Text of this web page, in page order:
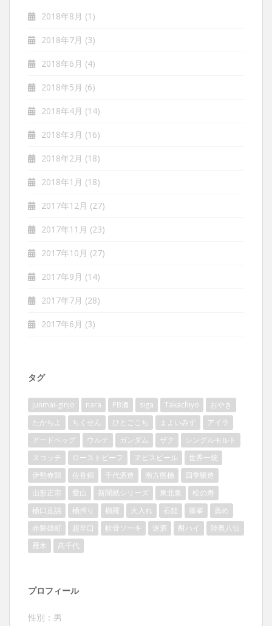
2018年8月 (1)
2018年7月 (3)
2018年6月 (4)
2018年5月 (6)
2018年4月 (14)
2018年3月 (16)
2018年2月 (18)
2018年1月 (18)
2017年12月 (27)
2017年11月 (23)
2017年10月 (27)
2017年9月 (14)
2017年7月 (28)
2017年6月 (3)
タグ
junmai-ginjo nara PB酒 siga Takachiyo
おやき
たかちよ
ちくせん ひとごこち まよいみず
アイラ
アードベッグ
ウルテ ガンダム ザク
シングルモルト
スコッチ
ローストビーフ ヱビスビール
世界一統
伊勢赤鶏
佐香錦 千代酒造 南方熊楠
四季醸造
山形正宗
愛山 新聞紙シリーズ 東北泉
松の寿
槽口直詰
槽搾り 櫛羅 火入れ 石鎚 篠峯
責め
赤磐雄町
超辛口 軟骨ソーキ 迷酒 酎ハイ
陸奥八仙
雁木
髙千代
プロフィール
性別：男